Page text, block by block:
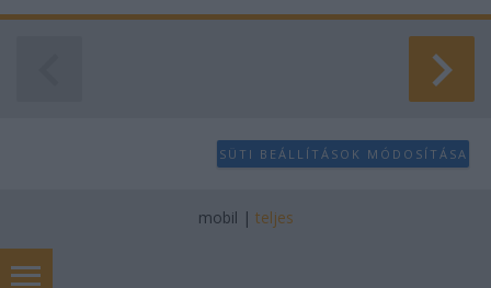
SÜTI BEÁLLÍTÁSOK MÓDOSÍTÁSA
mobil | teljes